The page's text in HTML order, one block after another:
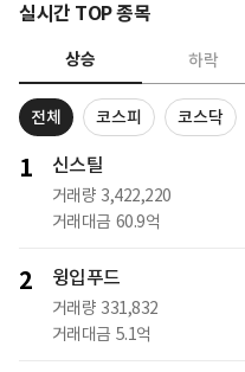
실시간 TOP 종목
상승 하락
전체 코스피 코스닥
1 신스틸
거래량 3,422,220
거래대금 60.9억
2 윙입푸드
거래량 331,832
거래대금 5.1억